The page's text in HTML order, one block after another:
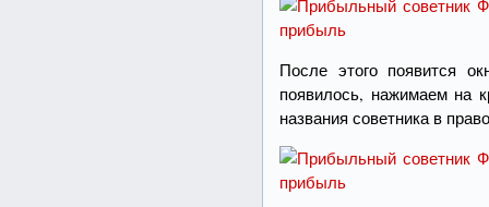
После этого появится
появилось, нажимаем на
названия советника в